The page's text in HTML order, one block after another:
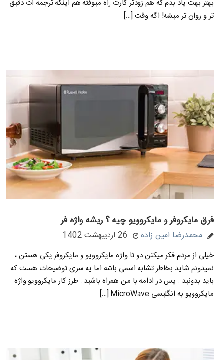
بهتر بهت یاد بدم که هم زودتر کارت راه میوفته هم اینکه ترجمه ات دقیق
تر و روان تر میشه! اگه وقت […]
فرق مایکروفر و مایکروویو چیه ؟ ریشه واژه فر
محمدرضا امین زاده 26 اردیبهشت 1402
خیلی از مردم فکر میکنن دو تا واژه مایکروویو و مایکروفر یکی هستن ،
نمیدونم شاید بخاطر تشابه اسمی باشه اما یه سری توضیحات هست که
باید بدونید . پس در ادامه با من همراه باشید . طرز کار مایکروویو واژه
مایکروویو به انگلیسی MicroWave […]